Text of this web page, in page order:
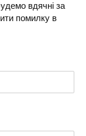
вдячні за
помилку в